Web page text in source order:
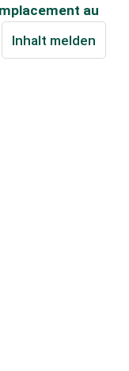
au
Inhalt melden